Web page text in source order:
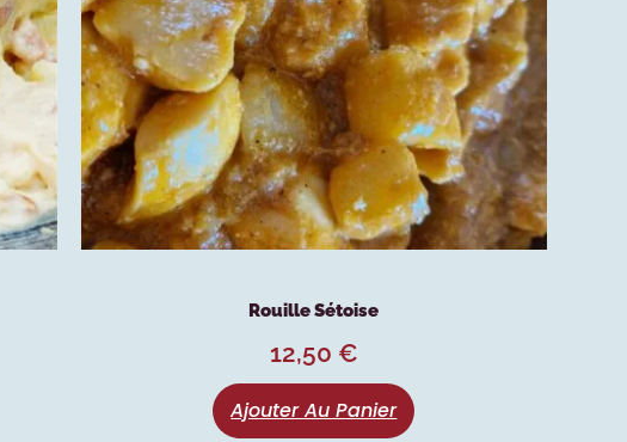
Rouille Sétoise
12,50 €
Ajouter Au Panier